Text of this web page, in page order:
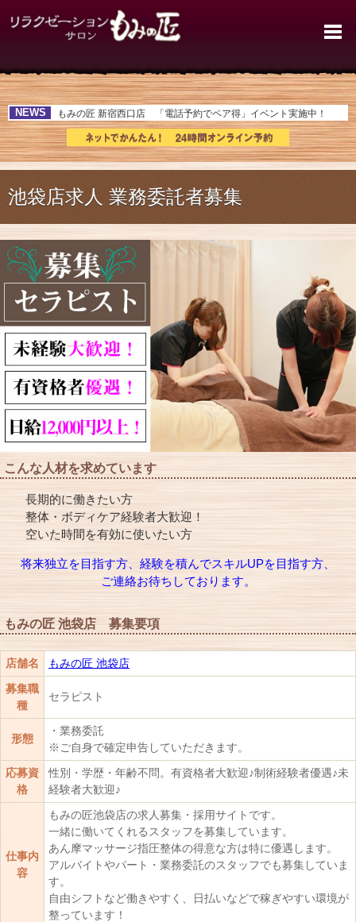
NEWS もみの匠 新宿西口店 「電話予約でペア得」イベント実施中！
池袋店求人 業務委託者募集
こんな人材を求めています
長期的に働きたい方
整体・ボディケア経験者大歓迎！
空いた時間を有効に使いたい方
将来独立を目指す方、経験を積んでスキルUPを目指す方、
ご連絡お待ちしております。
もみの匠 池袋店 募集要項
店舗名
もみの匠 池袋店
募集職
種
セラピスト
形態
・業務委託
※ご自身で確定申告していただきます。
応募資
格
性別・学歴・年齢不問。有資格者大歓迎♪制術経験者優遇♪未
経験者大歓迎♪
仕事内
容
もみの匠池袋店の求人募集・採用サイトです。
一緒に働いてくれるスタッフを募集しています。
あん摩マッサージ指圧整体の得意な方は特に優遇します。
アルバイトやパート・業務委託のスタッフでも募集していま
す。
自由シフトなど働きやすく、日払いなどで稼ぎやすい環境が
整っています！